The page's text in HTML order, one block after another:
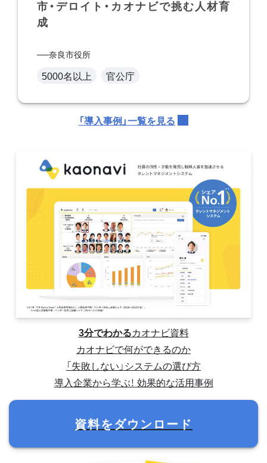
市・デロイト・カオナビで挑む人材育
成
奈良市役所
5000名以上 官公庁
「導入事例」一覧を見る
3分でわかるカオナビ資料
カオナビで何ができるのか
「失敗しない」システムの選び方
導入企業から学ぶ！ 効果的な活用事例
資料をダウンロード